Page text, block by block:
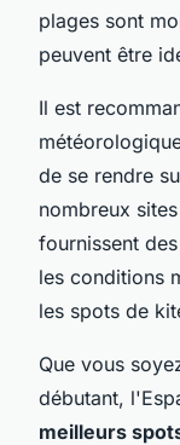
plages sont
peuvent être
Il est
de se rendre
nombreux
fournissent
les conditions
les spots de
Que vous
débutant,
meilleurs